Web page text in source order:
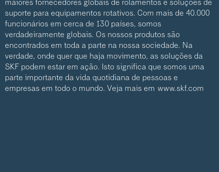
maiores fornecedores globais de rolamentos e soluções de
suporte para equipamentos rotativos. Com mais de 40.000
funcionários em cerca de 130 países, somos
verdadeiramente globais. Os nossos produtos são
encontrados em toda a parte na nossa sociedade. Na
verdade, onde quer que haja movimento, as soluções da
SKF podem estar em ação. Isto significa que somos uma
parte importante da vida quotidiana de pessoas e
empresas em todo o mundo. Veja mais em www.skf.com